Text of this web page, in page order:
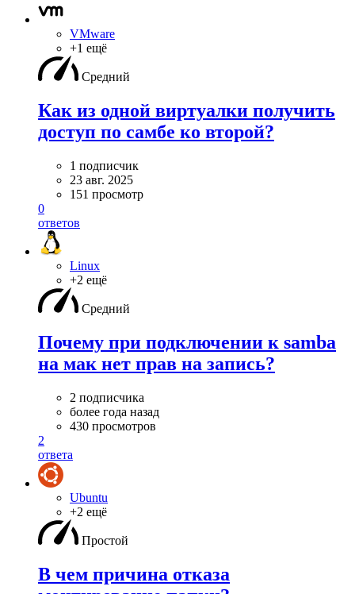
VMware
+1 ещё
Средний
Как из одной виртуалки получить
доступ по самбе ко второй?
1 подписчик
23 авг. 2025
151 просмотр
0
ответов
Linux
+2 ещё
Средний
Почему при подключении к samba
на мак нет прав на запись?
2 подписчика
более года назад
430 просмотров
2
ответа
Ubuntu
+2 ещё
Простой
В чем причина отказа